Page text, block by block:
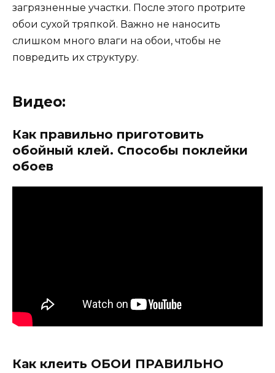
загрязненные участки. После этого протрите
обои сухой тряпкой. Важно не наносить
слишком много влаги на обои, чтобы не
повредить их структуру.
Видео:
Как правильно приготовить
обойный клей. Способы поклейки
обоев
Как клеить ОБОИ ПРАВИЛЬНО